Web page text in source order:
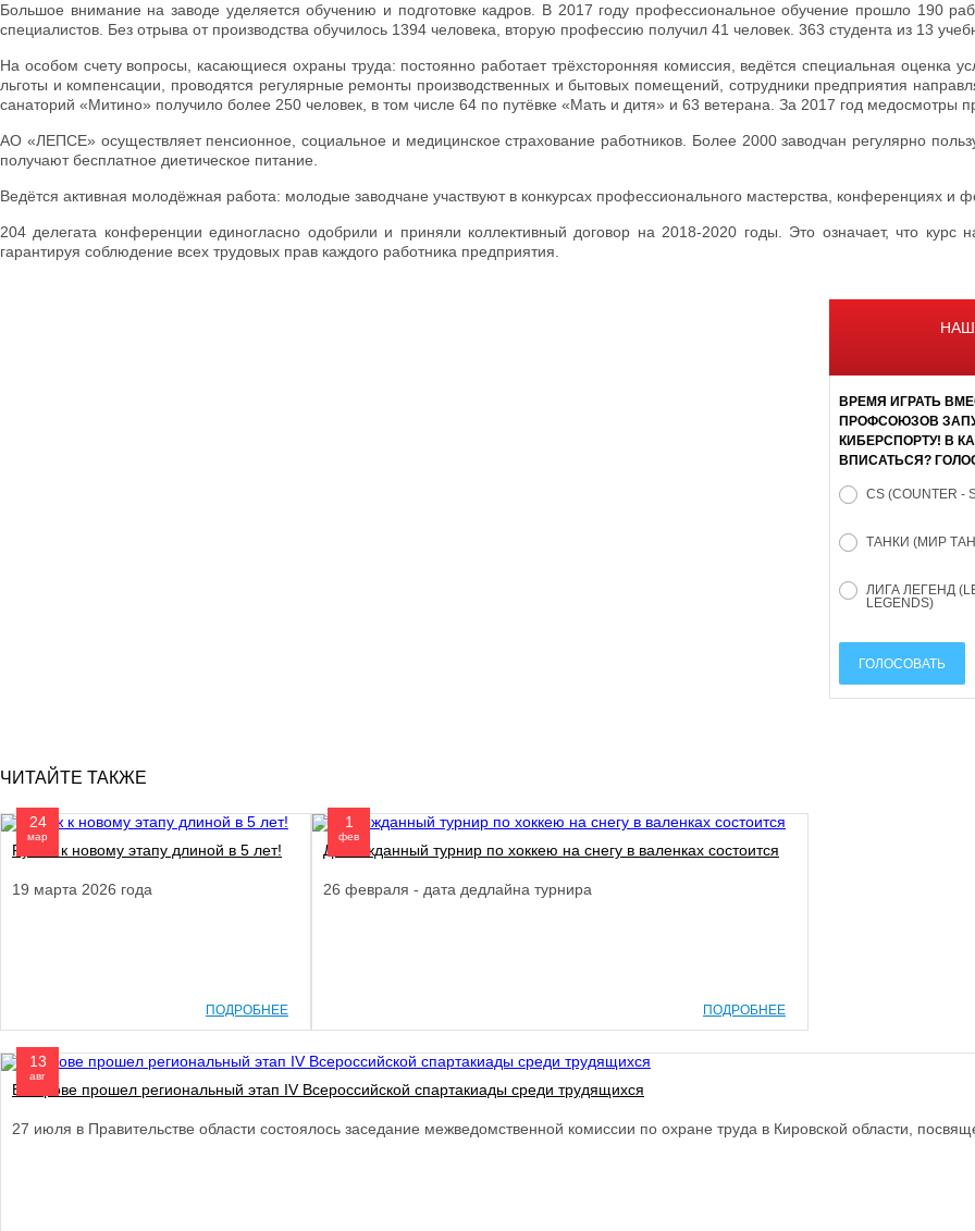
Большое внимание на заводе уделяется обучению и подготовке кадров. В 2017 году профессиональное обучение прошло 190
специалистов. Без отрыва от производства обучилось 1394 человека, вторую профессию получил 41 человек. 363 студента из 13
На особом счету вопросы, касающиеся охраны труда: постоянно работает трёхсторонняя комиссия, ведётся специальная оценка
льготы и компенсации, проводятся регулярные ремонты производственных и бытовых помещений, сотрудники предприятия
санаторий «Митино» получило более 250 человек, в том числе 64 по путёвке «Мать и дитя» и 63 ветерана. За 2017 год медосмотры
АО «ЛЕПСЕ» осуществляет пенсионное, социальное и медицинское страхование работников. Более 2000 заводчан регулярно
получают бесплатное диетическое питание.
Ведётся активная молодёжная работа: молодые заводчане участвуют в конкурсах профессионального мастерства, конференциях и
204 делегата конференции единогласно одобрили и приняли коллективный договор на 2018-2020 годы. Это означает, что
гарантируя соблюдение всех трудовых прав каждого работника предприятия.
ВРЕМЯ ИГРАТЬ
ПРОФСОЮЗОВ
КИБЕРСПОРТУ! В
ВПИСАТЬСЯ?
CS (COUNTER -
ТАНКИ (МИР
ЛИГА ЛЕГЕНД
LEGENDS)
ГОЛОСОВАТЬ
ЧИТАЙТЕ ТАКЖЕ
24
мар
Рубеж к новому этапу длиной в 5 лет!
19 марта 2026 года
ПОДРОБНЕЕ
1
фев
Долгожданный турнир по хоккею на снегу в валенках состоится
26 февраля - дата дедлайна турнира
ПОДРОБНЕЕ
13
авг
В Кирове прошел региональный этап IV Всероссийской спартакиады среди трудящихся
27 июля в Правительстве области состоялось заседание межведомственной комиссии по охране труда в Кировской области,